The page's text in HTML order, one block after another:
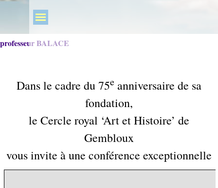
professeur BALACE
Dans le cadre du 75eanniversaire de sa
fondation,
le Cercle royal ‘Art et Histoire’ de
Gembloux
vous invite à une conférence exceptionnelle